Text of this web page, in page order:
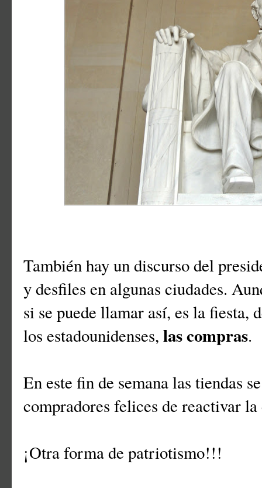
También hay un discurso del
y desfiles en algunas ciudades.
si se puede llamar así, es la fiesta,
los estadounidenses, las compras.
En este fin de semana las tiendas
compradores felices de reactivar
¡Otra forma de patriotismo!!!